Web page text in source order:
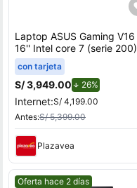
Laptop ASUS Gaming V16
16'' Intel core 7 (serie 200)
8GB 512GB SSD RTX3050
V3607VJ-TK286W
con tarjeta
S/ 3,949.00 26%
Internet:S/ 4,199.00
Antes:S/ 5,399.00
Plazavea
Mejor precio.
Oferta hace 2 días